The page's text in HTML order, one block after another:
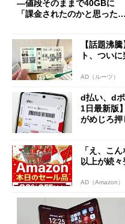
―値段そのままで40GBに
「課金されたのかと思った」
【話題沸
ト、ついに
AD（ルーツ）
d払い、d
1日最新版
がめじろ押
「え、こ
以上が続
AD（Amazon）